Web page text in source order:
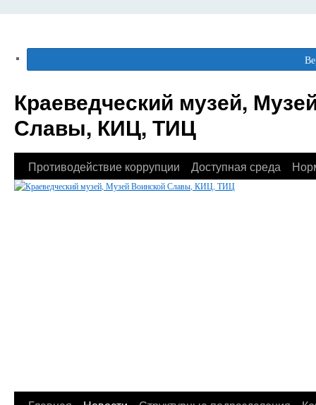
Краеведческий музей,
Славы, КИЦ, ТИЦ
Противодействие коррупции Доступная среда